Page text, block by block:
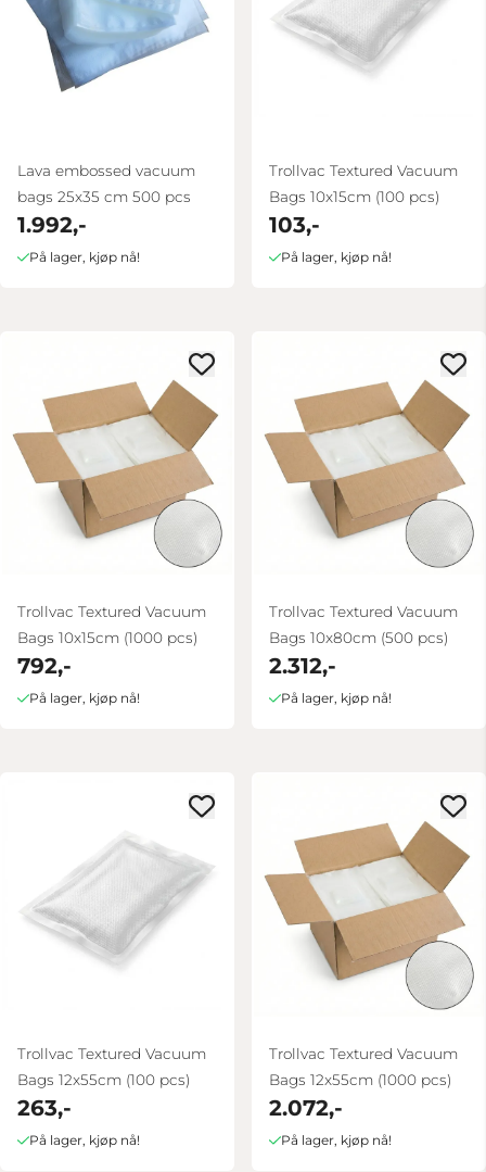
Lava embossed vacuum
bags 25x35 cm 500 pcs
1.992,-
På lager, kjøp nå!
Trollvac Textured Vacuum
Bags 10x15cm (100 pcs)
103,-
På lager, kjøp nå!
Trollvac Textured Vacuum
Bags 10x15cm (1000 pcs)
792,-
På lager, kjøp nå!
Trollvac Textured Vacuum
Bags 10x80cm (500 pcs)
2.312,-
På lager, kjøp nå!
Trollvac Textured Vacuum
Bags 12x55cm (100 pcs)
263,-
På lager, kjøp nå!
Trollvac Textured Vacuum
Bags 12x55cm (1000 pcs)
2.072,-
På lager, kjøp nå!